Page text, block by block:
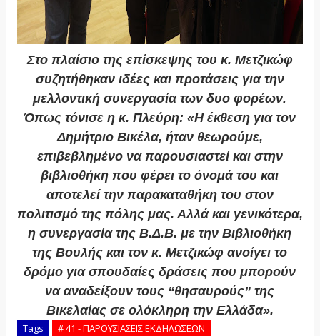
Στο πλαίσιο της επίσκεψης του κ. Μετζικώφ
συζητήθηκαν ιδέες και προτάσεις για την
μελλοντική συνεργασία των δυο φορέων.
Όπως τόνισε η κ. Πλεύρη: «Η έκθεση για τον
Δημήτριο Βικέλα, ήταν θεωρούμε,
επιβεβλημένο να παρουσιαστεί και στην
βιβλιοθήκη που φέρει το όνομά του και
αποτελεί την παρακαταθήκη του στον
πολιτισμό της πόλης μας. Αλλά και γενικότερα,
η συνεργασία της Β.Δ.Β. με την Βιβλιοθήκη
της Βουλής και τον κ. Μετζικώφ ανοίγει το
δρόμο για σπουδαίες δράσεις που μπορούν
να αναδείξουν τους “θησαυρούς” της
Βικελαίας σε ολόκληρη την Ελλάδα».
Tags # 41 - ΠΑΡΟΥΣΙΑΣΕΙΣ ΕΚΔΗΛΩΣΕΩΝ